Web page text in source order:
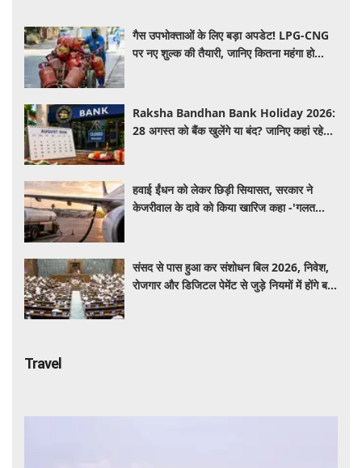
गैस उपभोक्ताओं के लिए बड़ा अपडेट! LPG-CNG
पर नए शुल्क की तैयारी, जानिए कितना महंगा हो
Raksha Bandhan Bank Holiday 2026:
28 अगस्त को बैंक खुलेंगे या बंद? जानिए कहां रहेगी
हवाई ईंधन को लेकर छिड़ी सियासत, सरकार ने
केजरीवाल के दावे को किया खारिज कहा -'गलत
संसद से पास हुआ कर संशोधन बिल 2026, निवेश,
रोजगार और डिजिटल पेमेंट से जुड़े नियमों में होंगे बड़े
Travel